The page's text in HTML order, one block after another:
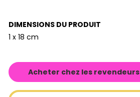
DIMENSIONS DU PRODUIT
1 x 18 cm
Acheter chez les revendeurs